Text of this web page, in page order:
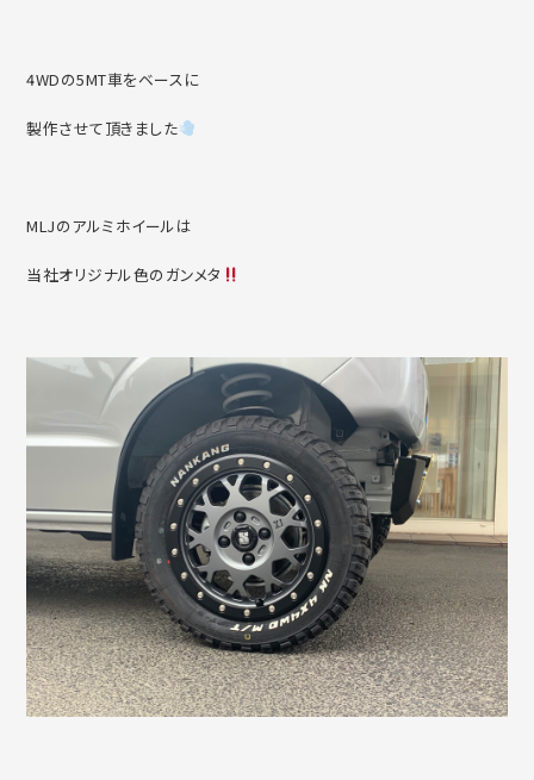
4WDの5MT車をベースに
製作させて頂きました
MLJのアルミホイールは
当社オリジナル色のガンメタ